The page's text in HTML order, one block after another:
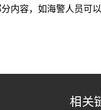
内容，如海警人员可
相关